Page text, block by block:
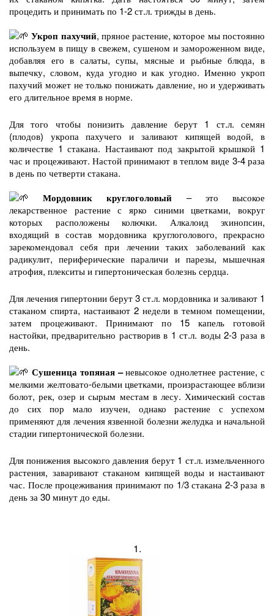
процедить и принимать по 1-2 ст.л. трижды в день.
Укроп пахучий, пряное растение, которое мы постоянно
используем в пищу в свежем, сушеном и замороженном виде,
добавляя его в салаты, супы, мясные и рыбные блюда, в
выпечку, словом, куда угодно и как угодно. Именно укроп
пахучий может не только понижать давление, но и удерживать
его длительное время в норме.
Для того чтобы понизить давление берут 1 ст.л. семян
(плодов) укропа пахучего и заливают кипящей водой, в
количестве 1 стакана. Настаивают под закрытой крышкой 1
час и процеживают. Настой принимают в теплом виде 3-4 раза
в день по четверти стакана.
Мордовник круглоголовый – это высокое
лекарственное растение с ярко синими цветками, вокруг
которых расположены колючки. Алкалоид эхинопсин,
входящий в состав мордовника круглоголового, прекрасно
зарекомендовал себя при лечении таких заболеваний как
радикулит, периферические параличи и парезы, мышечная
атрофия, плекситы и гипертоническая болезнь сердца.
Для лечения гипертонии берут 3 ст.л. мордовника и заливают 1
стаканом спирта, настаивают 2 недели в темном помещении,
затем процеживают. Принимают по 15 капель готовой
настойки, предварительно растворив в 1 ст.л. воды 2-3 раза в
день.
Сушеница топяная –невысокое однолетнее растение, с
мелкими желтовато-белыми цветками, произрастающее вблизи
болот, рек, озер и сырым местам в лесу. Химический состав
до сих пор мало изучен, однако растение с успехом
применяют для лечения язвенной болезни желудка и начальной
стадии гипертонической болезни.
Для понижения высокого давления берут 1 ст.л. измельченного
растения, заваривают стаканом кипящей воды и настаивают
час. После процеживания принимают по 1/3 стакана 2-3 раза в
день за 30 минут до еды.
1.